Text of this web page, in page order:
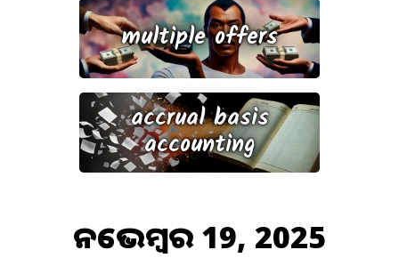
multiple offers
accrual basis
accounting
ନଭେମ୍ବର 19, 2025